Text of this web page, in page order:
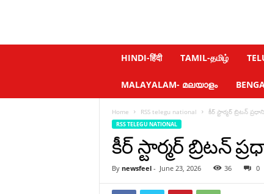
HINDI-हिंदी TAMIL-தமிழ்
MALAYALAM- മലയാളം
Home RSS telegu national కీర్‌ స్టార్మర్‌ బ్రిటన్‌
RSS TELEGU NATIONAL
కీర్‌ స్టార్మర్‌ బ్రిటన్‌
By newsfeel- June 23, 2026 36 0